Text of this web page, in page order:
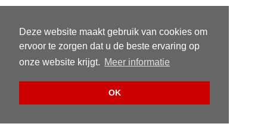
Deze website maakt gebruik van cookies om
ervoor te zorgen dat u de beste ervaring op
onze website krijgt. Meer informatie
OK